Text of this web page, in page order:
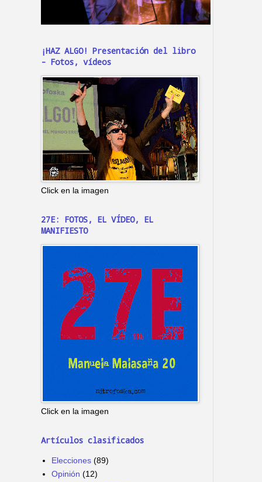
¡HAZ ALGO! Presentación del libro
- Fotos, vídeos
Click en la imagen
27E: FOTOS, EL VÍDEO, EL
MANIFIESTO
Click en la imagen
Artículos clasificados
Elecciones (89)
Opinión (12)